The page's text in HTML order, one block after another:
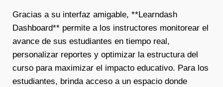
Gracias a su interfaz amigable, **Learndash
Dashboard** permite a los instructores monitorear el
avance de sus estudiantes en tiempo real,
personalizar reportes y optimizar la estructura del
curso para maximizar el impacto educativo. Para los
estudiantes, brinda acceso a un espacio donde